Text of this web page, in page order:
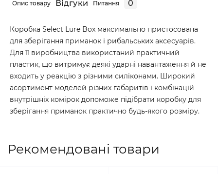
Опис товару Відгуки Питання 0
Коробка Select Lure Box максимально пристосована
для зберігання приманок і рибальських аксесуарів.
Для її виробництва використаний практичний
пластик, що витримує деякі ударні навантаження й не
входить у реакцію з різними силіконами. Широкий
асортимент моделей різних габаритів і комбінацій
внутрішніх комірок допоможе підібрати коробку для
зберігання приманок практично будь-якого розміру.
Рекомендовані товари